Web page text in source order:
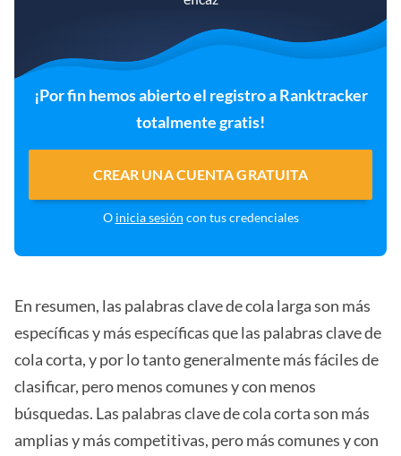
¡Por fin hemos abierto el registro a Ranktracker
totalmente gratis!
CREAR UNA CUENTA GRATUITA
O inicia sesión con tus credenciales
En resumen, las palabras clave de cola larga son más
específicas y más específicas que las palabras clave de
cola corta, y por lo tanto generalmente más fáciles de
clasificar, pero menos comunes y con menos
búsquedas. Las palabras clave de cola corta son más
amplias y más competitivas, pero más comunes y con